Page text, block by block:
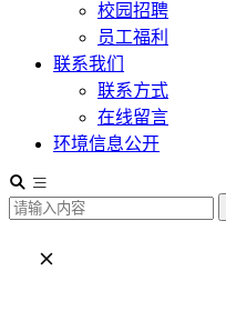
校园招聘
员工福利
联系我们
联系方式
在线留言
环境信息公开